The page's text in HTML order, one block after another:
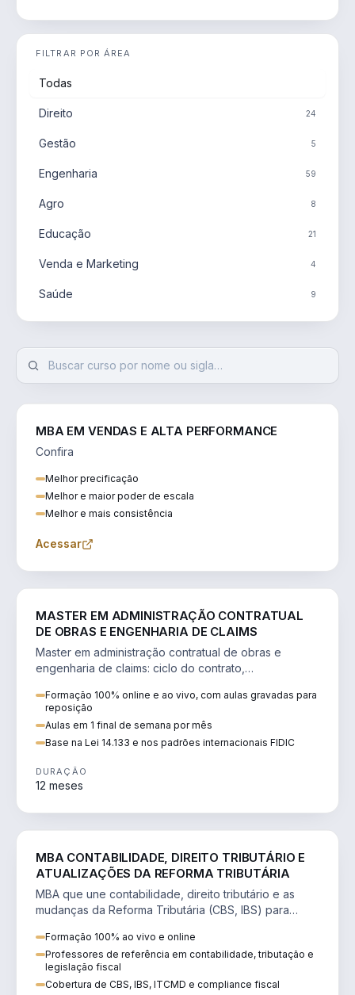
FILTRAR POR ÁREA
Todas
Direito 24
Gestão 5
Engenharia 59
Agro 8
Educação 21
Venda e Marketing 4
Saúde 9
MBA EM VENDAS E ALTA PERFORMANCE
Confira
Melhor precificação
Melhor e maior poder de escala
Melhor e mais consistência
Acessar
MASTER EM ADMINISTRAÇÃO CONTRATUAL
DE OBRAS E ENGENHARIA DE CLAIMS
Master em administração contratual de obras e
engenharia de claims: ciclo do contrato,
Formação 100% online e ao vivo, com aulas gravadas para
reposição
Aulas em 1 final de semana por mês
Base na Lei 14.133 e nos padrões internacionais FIDIC
DURAÇÃO
12 meses
MBA CONTABILIDADE, DIREITO TRIBUTÁRIO E
ATUALIZAÇÕES DA REFORMA TRIBUTÁRIA
MBA que une contabilidade, direito tributário e as
mudanças da Reforma Tributária (CBS, IBS) para
Formação 100% ao vivo e online
Professores de referência em contabilidade, tributação e
legislação fiscal
Cobertura de CBS, IBS, ITCMD e compliance fiscal